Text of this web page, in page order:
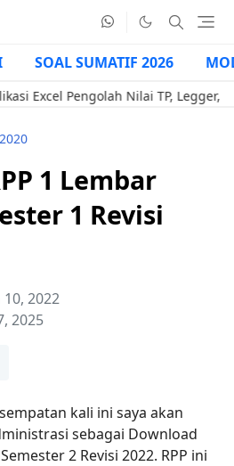
SOAL SUMATIF 2026
Pengolah Nilai TP, Legger, &
1 Lembar
1 Revisi
10, 2022
2025
kali ini saya akan
sebagai Download
2 Revisi 2022. RPP ini